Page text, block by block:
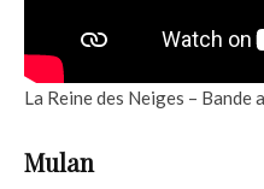
La Reine des Neiges –
Mulan